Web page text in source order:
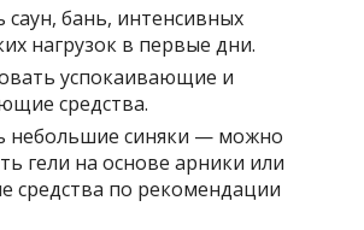
саун, бань, интенсивных
нагрузок в первые дни.
успокаивающие и
средства.
небольшие синяки — можно
гели на основе арники или
средства по рекомендации